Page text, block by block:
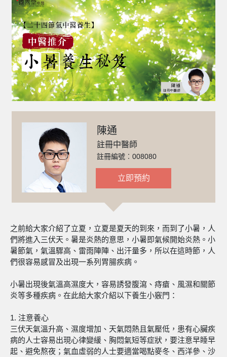
陳通
註冊中醫師
註冊編號︰008080
立即預約
之前給大家介紹了立夏，立夏是夏天的到來，而到了小暑，人
們將進入三伏天。暑是炎熱的意思，小暑即氣候開始炎熱。小
暑節氣，氣溫驟高、雷雨陣陣、出汗量多，所以在這時節，人
們很容易感冒及出現一系列胃腸疾病。
小暑出現後氣溫高濕度大，容易誘發腹瀉、痔瘡、風濕和關節
炎等多種疾病。在此給大家介紹以下養生小竅門：
1. 注意養心
三伏天氣溫升高、濕度增加、天氣悶熱且氣壓低，患有心臟疾
病的人士容易出現心律變緩、胸悶氣短等症狀，要注意早睡早
起、避免熬夜；氣血虛弱的人士要適當喝點麥冬、西洋參、沙